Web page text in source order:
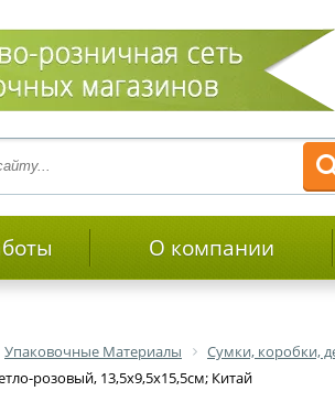
О компании
Упаковочные Материалы
Сумки, коробки,
розовый, 13,5х9,5х15,5см; Китай